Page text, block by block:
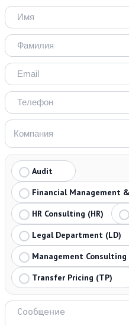
Audit
Financial Management
HR Consulting (HR)
Legal Department (LD)
Management Consulting
Transfer Pricing (TP)